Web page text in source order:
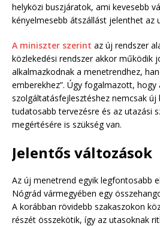
helyközi buszjáratok, ami kevesebb
kényelmesebb átszállást jelenthet az
A miniszter szerint az új rendszer
közlekedési rendszer akkor működik
alkalmazkodnak a menetrendhez,
emberekhez”. Úgy fogalmazott, hogy
szolgáltatásfejlesztéshez nemcsak új
tudatosabb tervezésre és az utazási
megértésére is szükség van.
Jelentős változások
Az új menetrend egyik legfontosabb
Nógrád vármegyében egy
A korábban rövidebb szakaszokon
részét összekötik, így az utasoknak